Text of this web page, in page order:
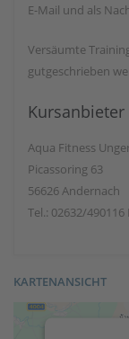
E-Mail und als
Versäumte
gutgeschrieben
Kursanbieter
Aqua Fitness
Picassoring 63
56626 Andernach
Tel.: 02632/
KARTENANSICHT